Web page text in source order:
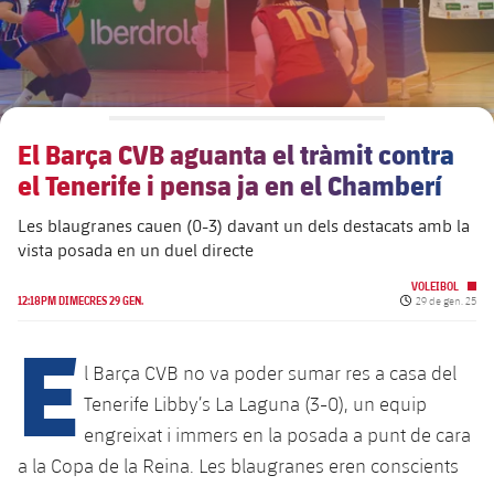
Junta Directiva
Estructura executiva
chevron-right
label.aria.chevronright
Òrgans
chevron-right
label.aria.chevronright
Documents
plusicon
més
Barça Academy
Més que un club
Masia 360
La Masia
plusicon
més
Dècada a dècada
Centre de documentació
plusicon
més
El Barça CVB aguanta el tràmit contra
el Tenerife i pensa ja en el Chamberí
Les blaugranes cauen (0-3) davant un dels destacats amb la
vista posada en un duel directe
12:18PM DIMECRES 29 GEN.
VOLEIBOL
Data de
29 de gen. 25
E l Barça CVB no va poder sumar res a casa del
Tenerife Libby’s La Laguna (3-0), un equip
engreixat i immers en la posada a punt de cara
a la Copa de la Reina. Les blaugranes eren conscients